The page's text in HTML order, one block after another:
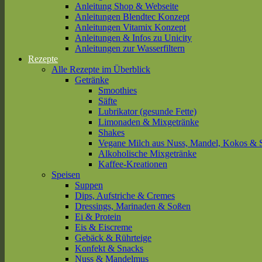
Anleitung Shop & Webseite
Anleitungen Blendtec Konzept
Anleitungen Vitamix Konzept
Anleitungen & Infos zu Unicity
Anleitungen zur Wasserfiltern
Rezepte
Alle Rezepte im Überblick
Getränke
Smoothies
Säfte
Lubrikator (gesunde Fette)
Limonaden & Mixgetränke
Shakes
Vegane Milch aus Nuss, Mandel, Kokos &
Alkoholische Mixgetränke
Kaffee-Kreationen
Speisen
Suppen
Dips, Aufstriche & Cremes
Dressings, Marinaden & Soßen
Ei & Protein
Eis & Eiscreme
Gebäck & Rührteige
Konfekt & Snacks
Nuss & Mandelmus